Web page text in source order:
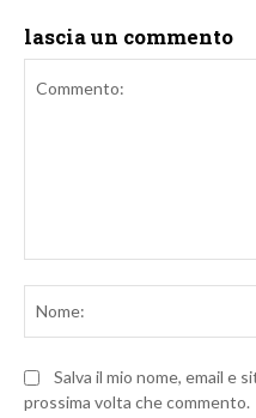
lascia un commento
Salva il mio nome, email e
prossima volta che commento.